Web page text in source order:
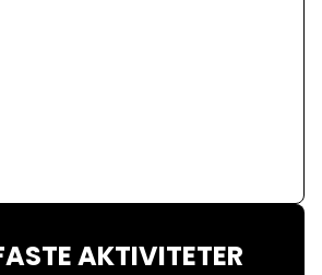
AKTIVITETER